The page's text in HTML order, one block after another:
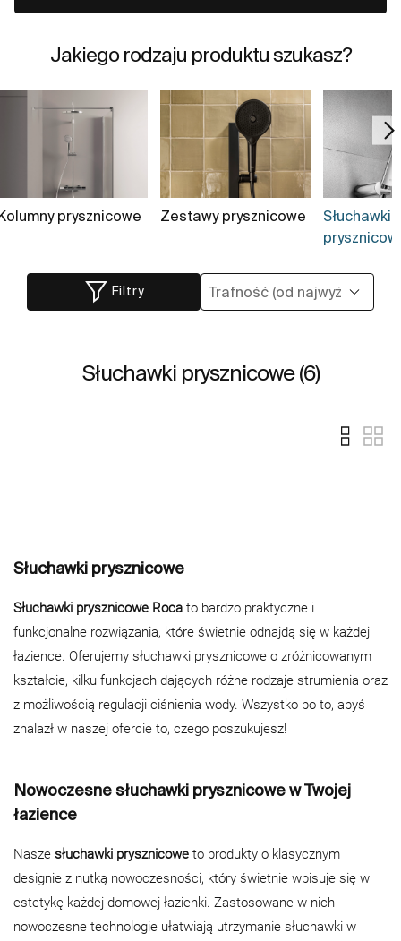
Jakiego rodzaju produktu szukasz?
prysznicowe Zestawy prysznicowe
Słuchawki
Filtry
Słuchawki prysznicowe (6)
Słuchawki prysznicowe
Słuchawki prysznicowe Roca to bardzo praktyczne i
funkcjonalne rozwiązania, które świetnie odnajdą się w każdej
łazience. Oferujemy słuchawki prysznicowe o zróżnicowanym
kształcie, kilku funkcjach dających różne rodzaje strumienia oraz
z możliwością regulacji ciśnienia wody. Wszystko po to, abyś
znalazł w naszej ofercie to, czego poszukujesz!
Nowoczesne słuchawki prysznicowe w Twojej
łazience
Nasze słuchawki prysznicowe to produkty o klasycznym
designie z nutką nowoczesności, który świetnie wpisuje się w
estetykę każdej domowej łazienki. Zastosowane w nich
nowoczesne technologie ułatwiają utrzymanie słuchawki w